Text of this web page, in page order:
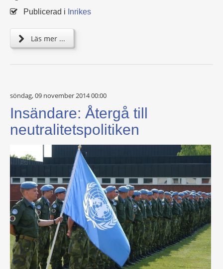
Publicerad i Inrikes
Läs mer ...
söndag, 09 november 2014 00:00
Insändare: Återgå till
neutralitetspolitiken